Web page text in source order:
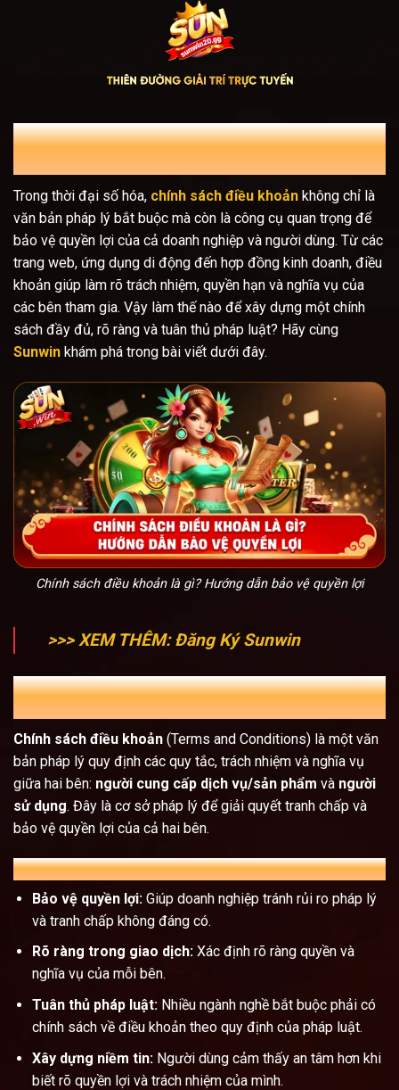
Chính sách điều khoản là gì? Xây dựng
và áp dụng
Trong thời đại số hóa, chính sách điều khoản không chỉ là
văn bản pháp lý bắt buộc mà còn là công cụ quan trọng để
bảo vệ quyền lợi của cả doanh nghiệp và người dùng. Từ các
trang web, ứng dụng di động đến hợp đồng kinh doanh, điều
khoản giúp làm rõ trách nhiệm, quyền hạn và nghĩa vụ của
các bên tham gia. Vậy làm thế nào để xây dựng một chính
sách đầy đủ, rõ ràng và tuân thủ pháp luật? Hãy cùng
Sunwin khám phá trong bài viết dưới đây.
Chính sách điều khoản là gì? Hướng dẫn bảo vệ quyền lợi
>>> XEM THÊM:Đăng Ký Sunwin
Chính sách điều khoản là gì? Tại sao nó quan
trọng?
Chính sách điều khoản (Terms and Conditions) là một văn
bản pháp lý quy định các quy tắc, trách nhiệm và nghĩa vụ
giữa hai bên: người cung cấp dịch vụ/sản phẩm và người
sử dụng. Đây là cơ sở pháp lý để giải quyết tranh chấp và
bảo vệ quyền lợi của cả hai bên.
Tại sao cần có chính sách dịch vụ?
Bảo vệ quyền lợi:Giúp doanh nghiệp tránh rủi ro pháp lý
và tranh chấp không đáng có.
Rõ ràng trong giao dịch:Xác định rõ ràng quyền và
nghĩa vụ của mỗi bên.
Tuân thủ pháp luật:Nhiều ngành nghề bắt buộc phải có
chính sách về điều khoản theo quy định của pháp luật.
Xây dựng niềm tin:Người dùng cảm thấy an tâm hơn khi
biết rõ quyền lợi và trách nhiệm của mình.